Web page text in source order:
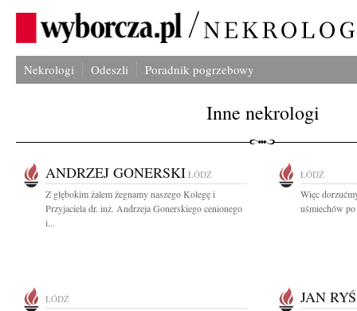
Nekrologi Odeszli Poradnik pogrzebowy
Inne nekrologi
ANDRZEJ GONERSKI ŁÓDŹ
Z głębokim żalem żegnamy naszego Kolegę i
Przyjaciela dr. inż. Andrzeja Gonerskiego cenionego
i...
ŁÓDŹ
Więc
uśmiechów
ŁÓDŹ JAN RYŚ